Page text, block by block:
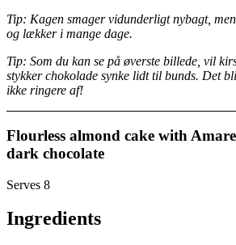
Tip: Kagen smager vidunderligt nybagt,
og lækker i mange dage.
Tip: Som du kan se på øverste billede, vil
stykker chokolade synke lidt til bunds. Det
ikke ringere af!
Flourless almond cake with
dark chocolate
Serves 8
Ingredients